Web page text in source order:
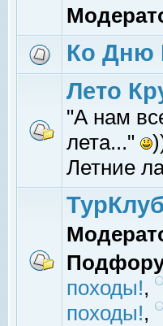
Ко Дню
Лето
"А нам
лета..."
Летние
походы!,
походы!,